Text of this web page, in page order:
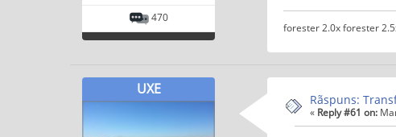
470
forester 2.0x forester
UXE
Rãspuns:
« Reply #61 on: